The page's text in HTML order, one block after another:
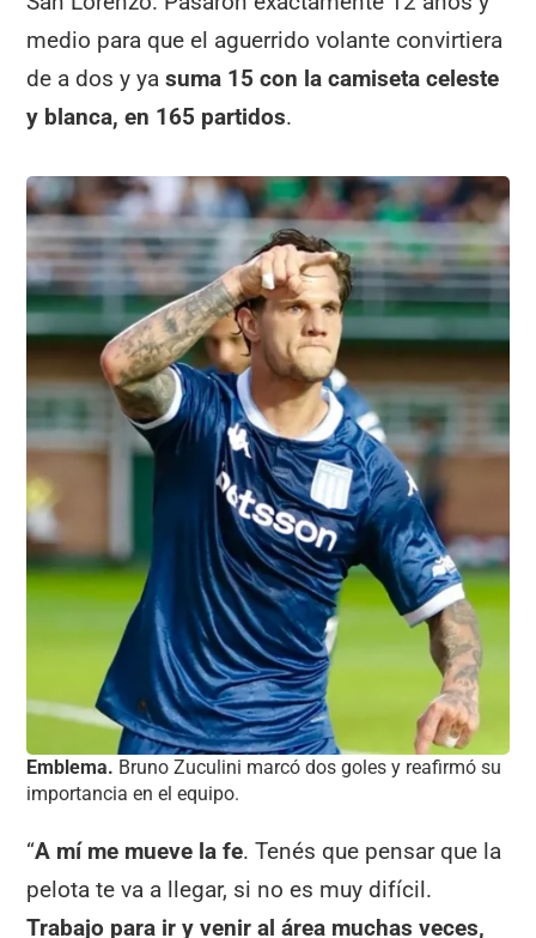
medio para que el aguerrido volante convirtiera
de a dos y yasuma 15 con la camiseta celeste
y blanca, en 165 partidos.
Emblema. Bruno Zuculini marcó dos goles y reafirmó su
importancia en el equipo.
“A mí me mueve la fe. Tenés que pensar que la
pelota te va a llegar, si no es muy difícil.
Trabajo para ir y venir al área muchas veces,